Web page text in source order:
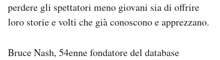
perdere gli spettatori meno giovani sia di offrire
loro storie e volti che già conoscono e apprezzano.
Bruce Nash, 54enne fondatore del database